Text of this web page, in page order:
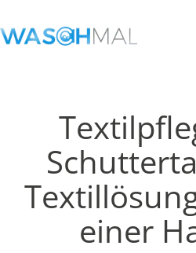
einer